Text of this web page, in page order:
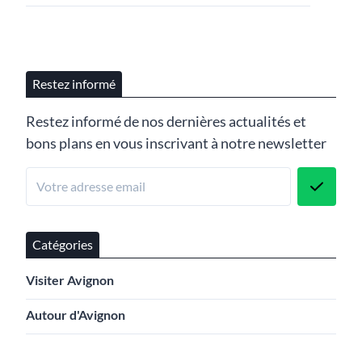
Restez informé
Restez informé de nos dernières actualités et
bons plans en vous inscrivant à notre newsletter
Catégories
Visiter Avignon
Autour d'Avignon